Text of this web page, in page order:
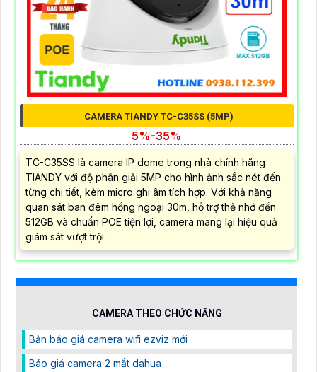
CAMERA TIANDY TC-C35SS (5MP)
5%-35%
TC-C35SS là camera IP dome trong nhà chính hãng
TIANDY với độ phân giải 5MP cho hình ảnh sắc nét đến
từng chi tiết, kèm micro ghi âm tích hợp. Với khả năng
quan sát ban đêm hồng ngoại 30m, hỗ trợ thẻ nhớ đến
512GB và chuẩn POE tiện lợi, camera mang lại hiệu quả
giám sát vượt trội.
CAMERA THEO CHỨC NĂNG
Bản báo giá camera wifi ezviz mới
Báo giá camera 2 mắt dahua